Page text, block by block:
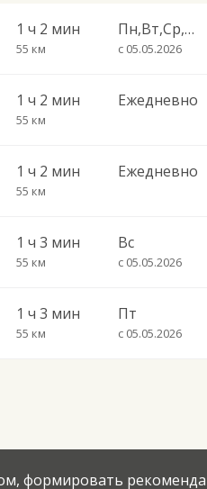
1 ч 2 мин
55 км
Пн,Вт,Ср,Чт,Пт,Сб
с 05.05.2026
1 ч 2 мин
55 км
Ежедневно
1 ч 2 мин
55 км
Ежедневно
1 ч 3 мин
55 км
Вс
с 05.05.2026
1 ч 3 мин
55 км
Пт
с 05.05.2026
формировать